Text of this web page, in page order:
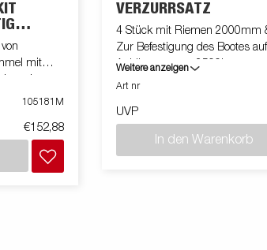
mit
und
ein achse
105181M
€152,88
VERZURRSATZ
4 Stück mit Riemen 2000mm
Zur Befestigung des Bootes
Anhänger, max. 2500kg
Weitere anzeigen
Art nr
UVP
In den Warenkorb